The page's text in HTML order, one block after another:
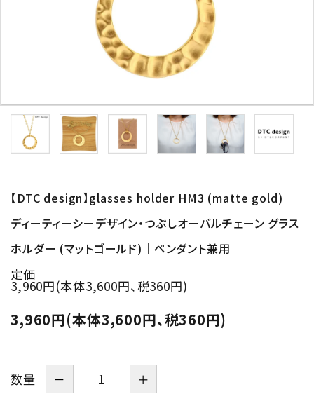
コンテンツ
ACCOUNT MENU
ようこそ 会員名 様
meeting_room ログイン
【DTC design】glasses holder HM3 (matte gold)｜
ディーティーシーデザイン・つぶしオーバルチェーン グラス
ホルダー (マットゴールド)｜ペンダント兼用
定価
3,960円(本体3,600円、税360円)
3,960円(本体3,600円、税360円)
数量 － ＋